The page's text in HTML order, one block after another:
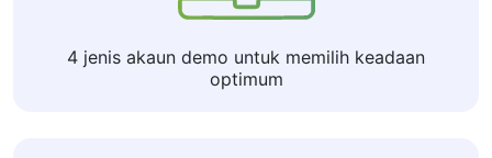
4 jenis akaun demo untuk memilih keadaan
optimum